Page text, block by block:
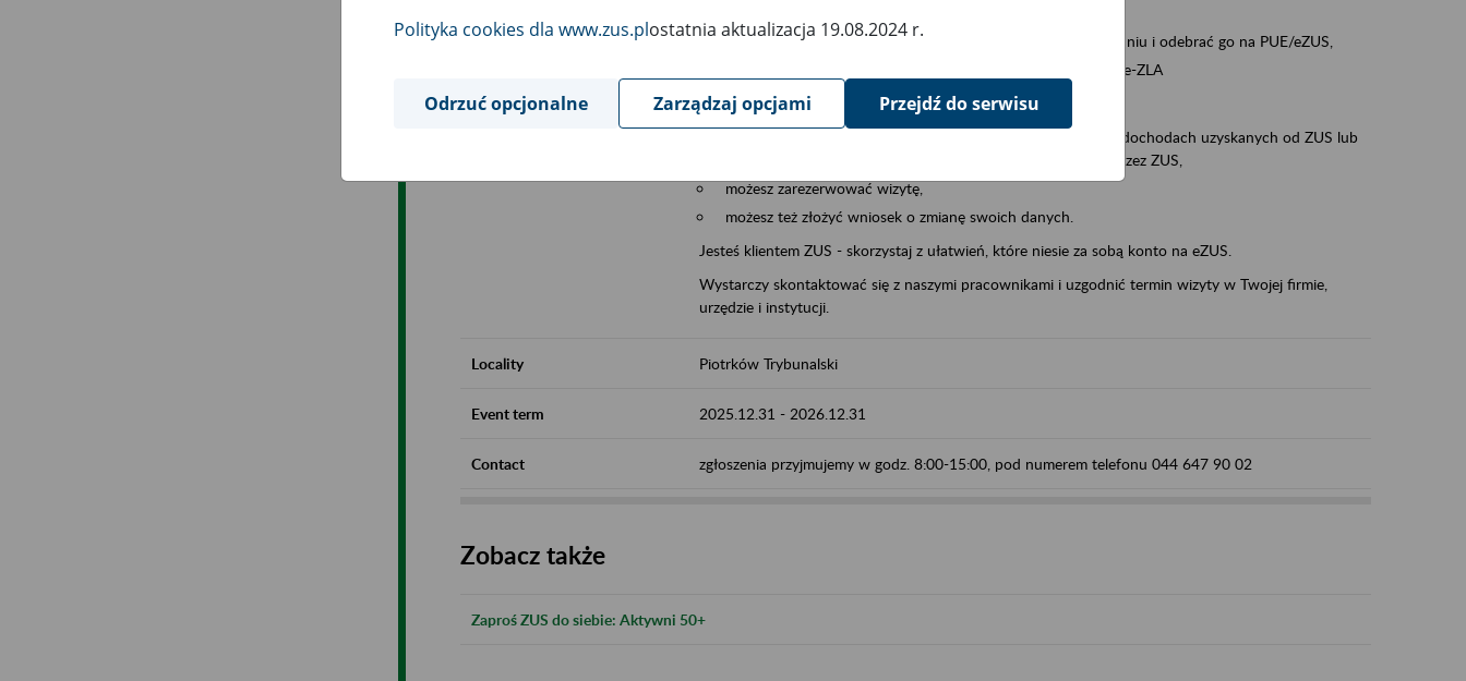
możesz złożyć wniosek o wydanie zaświadczenia o niezaleganiu i odebrać go na PUE/eZUS,
masz dostęp do zwolnień lekarskich swoich pracowników - e-ZLA
Jeśli jesteś świadczeniobiorcą
masz dostęp m.in. do formularza PIT 11A, czyli informacji o dochodach uzyskanych od ZUS lub
do formularza PIT 40A, czyli rocznego obliczenia podatku przez ZUS,
możesz zarezerwować wizytę,
możesz też złożyć wniosek o zmianę swoich danych.
Jesteś klientem ZUS - skorzystaj z ułatwień, które niesie za sobą konto na eZUS.
Wystarczy skontaktować się z naszymi pracownikami i uzgodnić termin wizyty w Twojej firmie,
urzędzie i instytucji.
Locality Piotrków Trybunalski
Event term 2025.12.31 - 2026.12.31
Contact zgłoszenia przyjmujemy w godz. 8:00-15:00, pod numerem telefonu 044 647 90 02
Zobacz także
Zaproś ZUS do siebie: Aktywni 50+
Polityka cookies dla www.zus.plostatnia aktualizacja 19.08.2024 r.
Odrzuć opcjonalne Zarządzaj opcjami Przejdź do serwisu